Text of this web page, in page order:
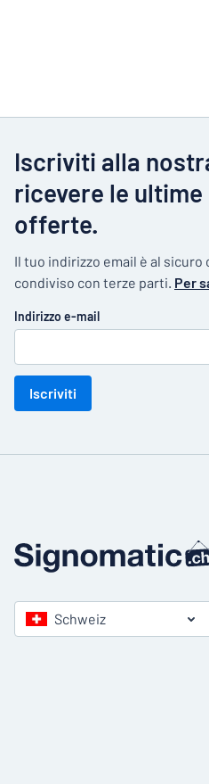
Iscriviti alla
ricevere le ultime
offerte.
Il tuo indirizzo email è al sicuro
condiviso con terze parti. Per
Indirizzo e-mail
Iscriviti
Schweiz